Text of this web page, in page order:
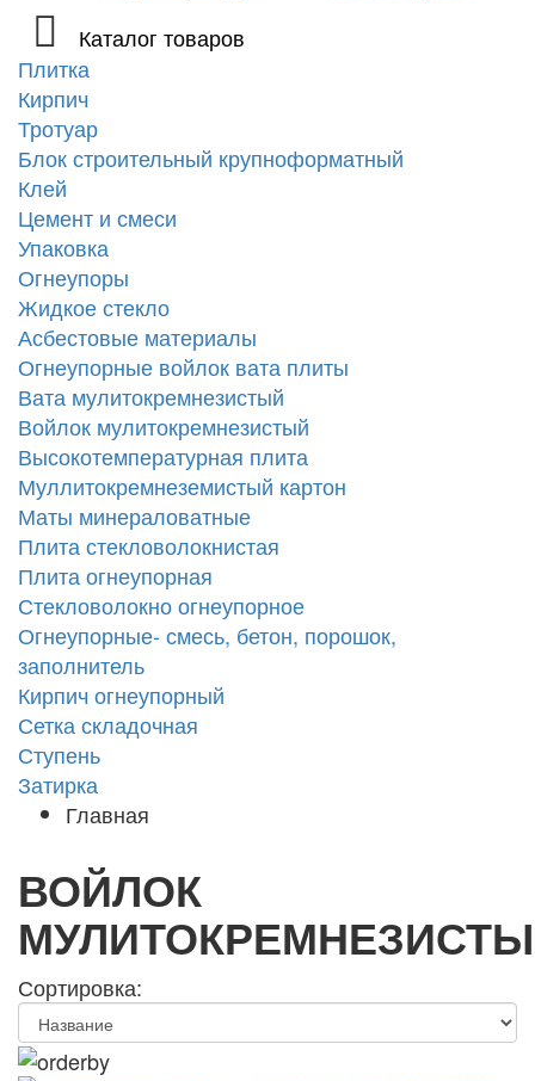
Каталог товаров
Плитка
Кирпич
Тротуар
Блок строительный крупноформатный
Клей
Цемент и смеси
Упаковка
Огнеупоры
Жидкое стекло
Асбестовые материалы
Огнеупорные войлок вата плиты
Вата мулитокремнезистый
Войлок мулитокремнезистый
Высокотемпературная плита
Муллитокремнеземистый картон
Маты минераловатные
Плита стекловолокнистая
Плита огнеупорная
Стекловолокно огнеупорное
Огнеупорные- смесь, бетон, порошок,
заполнитель
Кирпич огнеупорный
Сетка складочная
Ступень
Затирка
Главная
ВОЙЛОК
Сортировка: